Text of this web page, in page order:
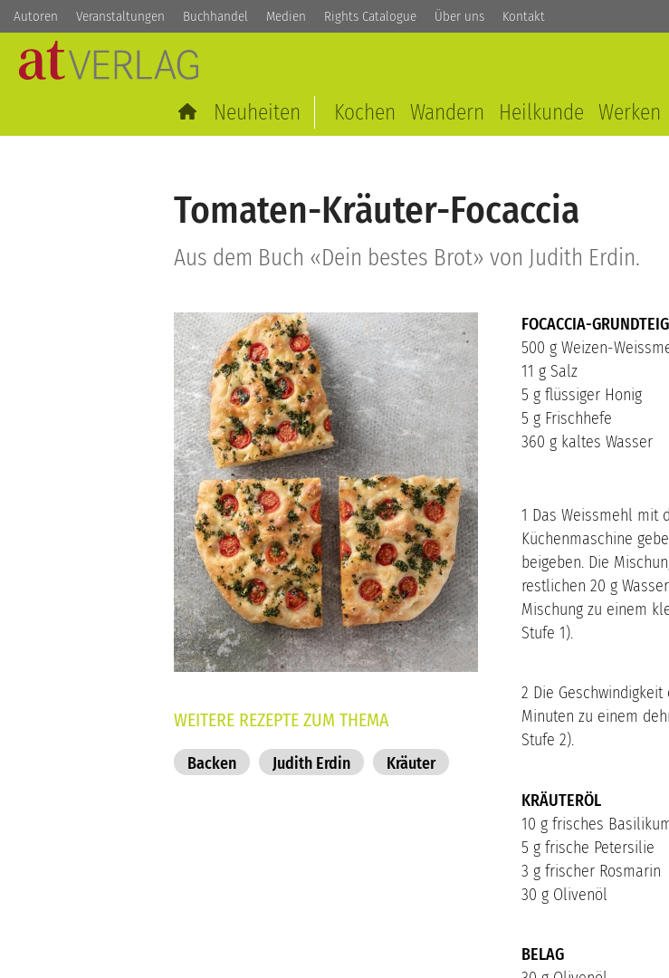
Autoren Veranstaltungen Buchhandel Medien Rights Catalogue Über uns Kontakt
Neuheiten Kochen Wandern Heilkunde Werken
Tomaten-Kräuter-Focaccia
Aus dem Buch «Dein bestes Brot» von Judith Erdin.
WEITERE REZEPTE ZUM THEMA
Backen Judith Erdin Kräuter
FOCACCIA-GRUNDTEIG
500 g Weizen-
11 g Salz
5 g flüssiger Honig
5 g Frischhefe
360 g kaltes Wasser
1 Das Weissmehl mit
Küchenmaschine
beigeben. Die
restlichen 20 g
Mischung zu einem
Stufe 1).
2 Die
Minuten zu einem
Stufe 2).
KRÄUTERÖL
10 g frisches
5 g frische Petersilie
3 g frischer Rosmarin
30 g Olivenöl
BELAG